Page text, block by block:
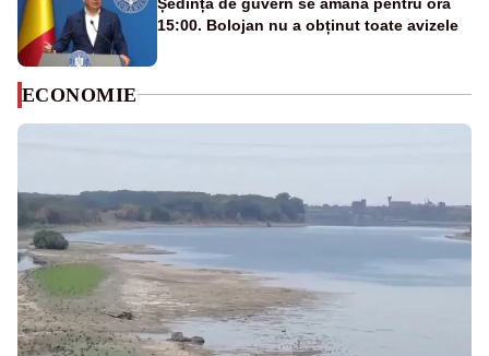
15:00. Bolojan nu a obținut toate avizele
ECONOMIE